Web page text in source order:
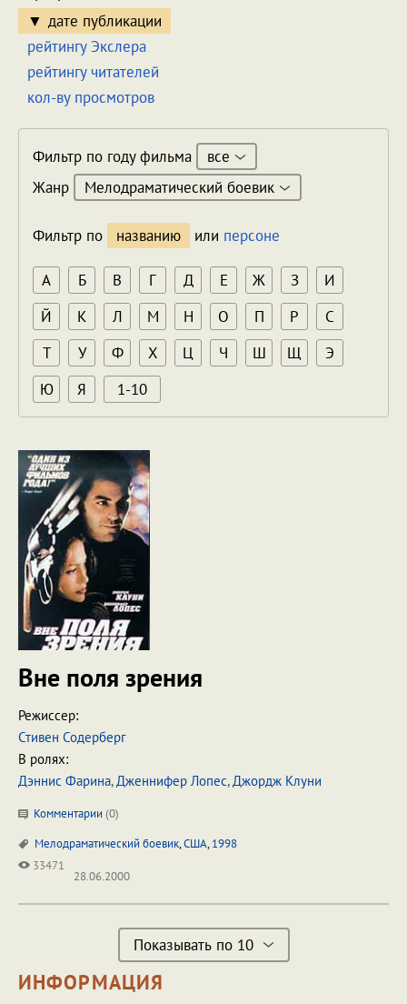
дате публикации
рейтингу Экслера
рейтингу читателей
кол-ву просмотров
Фильтр по году фильма
все
Жанр
Мелодраматический боевик
Фильтр по названию или персоне
А Б В Г Д Е Ж З
И
Й
К Л М Н О П Р
С
Т
У Ф Х Ц Ч Ш Щ
Э
Ю
Я 1-10
Вне поля зрения
Режиссер:
Стивен Содерберг
В ролях:
Дэннис Фарина,Дженнифер Лопес,Джордж Клуни
Комментарии (0)
Мелодраматический боевик,США,1998
33471
28.06.2000
Показывать по 10
ИНФОРМАЦИЯ